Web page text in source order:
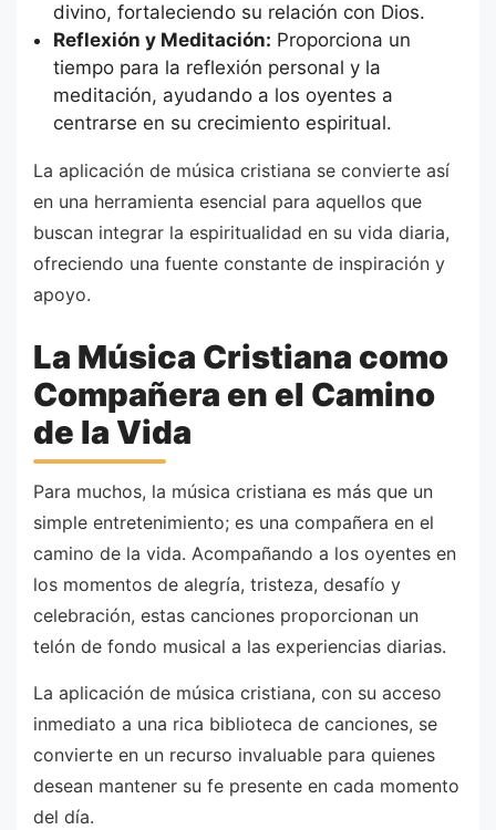
divino, fortaleciendo su relación con Dios.
Reflexión y Meditación: Proporciona un
tiempo para la reflexión personal y la
meditación, ayudando a los oyentes a
centrarse en su crecimiento espiritual.
La aplicación de música cristiana se convierte así
en una herramienta esencial para aquellos que
buscan integrar la espiritualidad en su vida diaria,
ofreciendo una fuente constante de inspiración y
apoyo.
La Música Cristiana como
Compañera en el Camino
de la Vida
Para muchos, la música cristiana es más que un
simple entretenimiento; es una compañera en el
camino de la vida. Acompañando a los oyentes en
los momentos de alegría, tristeza, desafío y
celebración, estas canciones proporcionan un
telón de fondo musical a las experiencias diarias.
La aplicación de música cristiana, con su acceso
inmediato a una rica biblioteca de canciones, se
convierte en un recurso invaluable para quienes
desean mantener su fe presente en cada momento
del día.